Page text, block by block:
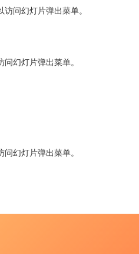
问幻灯片弹出菜单。
幻灯片弹出菜单。
幻灯片弹出菜单。